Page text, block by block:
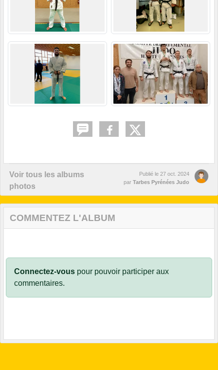
Voir tous les albums
photos
Publié le 27 oct. 2024
par Tarbes Pyrénées Judo
COMMENTEZ L'ALBUM
Connectez-vous pour pouvoir participer aux
commentaires.